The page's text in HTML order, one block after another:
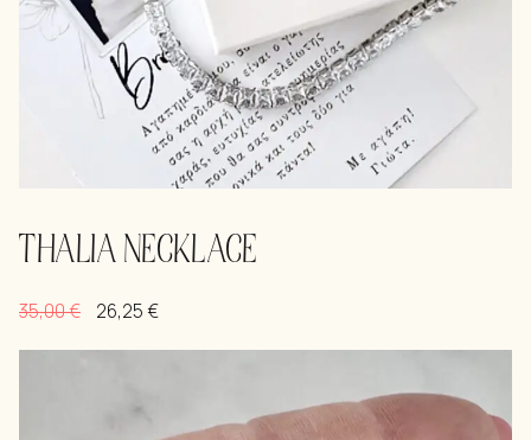
THALIA NECKLACE
35,00€ 26,25€